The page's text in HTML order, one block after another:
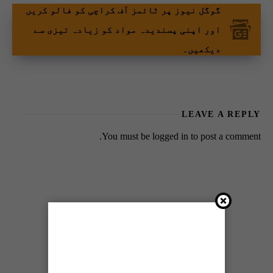
گوگل نیوز پر ٹائمز آف کراچی کو فالو کریں
اور اپنی پسندیدہ مواد کو زیادہ تیزی سے
دیکھیں۔
LEAVE A REPLY
You must be logged in to post a comment.